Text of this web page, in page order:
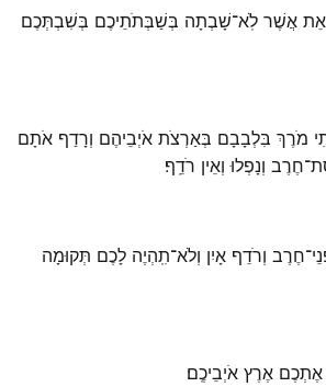
אֲשֶׁר לֹֽא־שָׁבְתָה בְּשַׁבְּתֹתֵיכֶם בְּשִׁבְתְּכֶם
מֹרֶךְ בִּלְבָבָם בְּאַרְצֹת אֹיְבֵיהֶם וְרָדַף אֹתָם
וְנָפְלוּ וְאֵין רֹדֵֽף׃
וְרֹדֵף אָיִן וְלֹא־תִֽהְיֶה לָכֶם תְּקוּמָה
אֶרֶץ אֹיְבֵיכֶֽם׃